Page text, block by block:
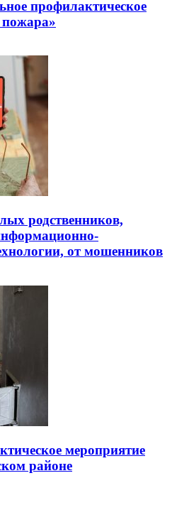
профилактическое
пожара»
родственников,
от мошенников
мероприятие
районе